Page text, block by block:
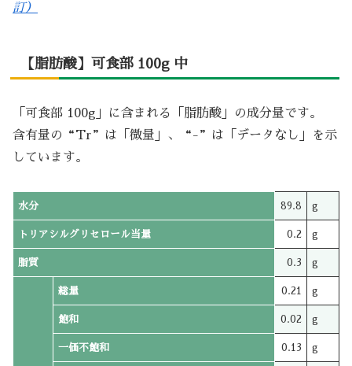
訂）
【脂肪酸】可食部 100g 中
「可食部 100g」に含まれる「脂肪酸」の成分量です。
含有量の“Tr”は「微量」、“-”は「データなし」を示
しています。
水分 89.8 g
トリアシルグリセロール当量 0.2 g
脂質 0.3 g
総量 0.21 g
飽和 0.02 g
一価不飽和 0.13 g